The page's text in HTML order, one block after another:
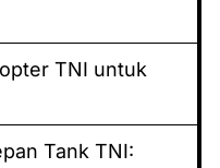
TNI untuk
Tank TNI: